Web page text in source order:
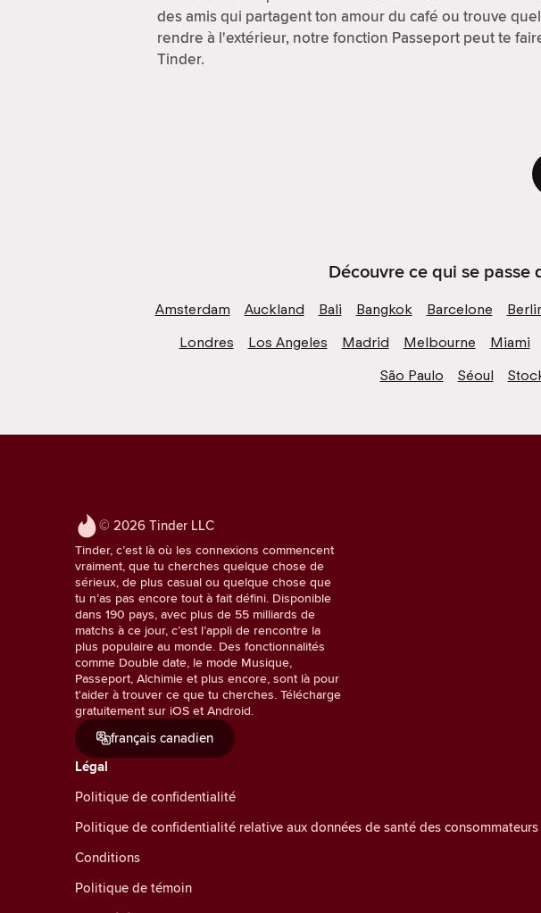
des amis qui partagent ton amour du café ou trouve
rendre à l'extérieur, notre fonction Passeport peut te
Tinder.
Découvre ce qui se
Amsterdam Auckland Bali Bangkok Barcelone
Londres
Los Angeles Madrid Melbourne Miami
São Paulo
Séoul
© 2026 Tinder LLC
Tinder, c’est là où les connexions commencent
vraiment, que tu cherches quelque chose de
sérieux, de plus casual ou quelque chose que
tu n’as pas encore tout à fait défini. Disponible
dans 190 pays, avec plus de 55 milliards de
matchs à ce jour, c’est l’appli de rencontre la
plus populaire au monde. Des fonctionnalités
comme Double date, le mode Musique,
Passeport, Alchimie et plus encore, sont là pour
t'aider à trouver ce que tu cherches. Télécharge
gratuitement sur iOS et Android.
français canadien
Légal
Politique de confidentialité
Politique de confidentialité relative aux données de santé des consommateurs
Conditions
Politique de témoin